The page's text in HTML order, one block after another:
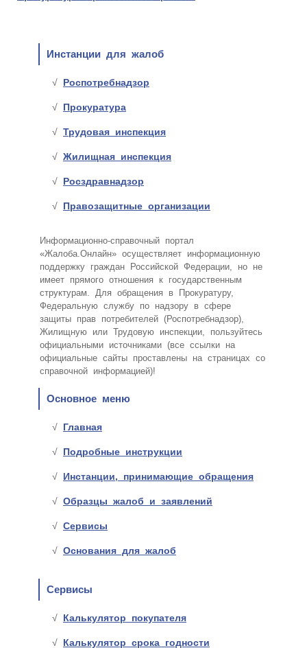
Инстанции для жалоб
Роспотребнадзор
Прокуратура
Трудовая инспекция
Жилищная инспекция
Росздравнадзор
Правозащитные организации
Информационно-справочный портал
«Жалоба.Онлайн» осуществляет информационную
поддержку граждан Российской Федерации, но не
имеет прямого отношения к государственным
структурам. Для обращения в Прокуратуру,
Федеральную службу по надзору в сфере
защиты прав потребителей (Роспотребнадзор),
Жилищную или Трудовую инспекции, пользуйтесь
официальными источниками (все ссылки на
официальные сайты проставлены на страницах со
справочной информацией)!
Основное меню
Главная
Подробные инструкции
Инстанции, принимающие обращения
Образцы жалоб и заявлений
Сервисы
Основания для жалоб
Сервисы
Калькулятор покупателя
Калькулятор срока годности